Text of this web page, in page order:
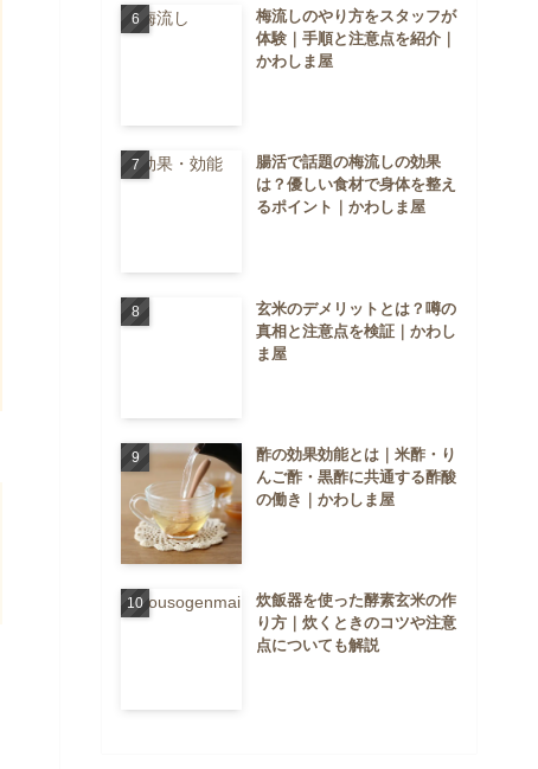
梅流しのやり方をスタッフが
体験｜手順と注意点を紹介｜
かわしま屋
腸活で話題の梅流しの効果
は？優しい食材で身体を整え
るポイント｜かわしま屋
玄米のデメリットとは？噂の
真相と注意点を検証｜かわし
ま屋
酢の効果効能とは｜米酢・り
んご酢・黒酢に共通する酢酸
の働き｜かわしま屋
炊飯器を使った酵素玄米の作
り方｜炊くときのコツや注意
点についても解説